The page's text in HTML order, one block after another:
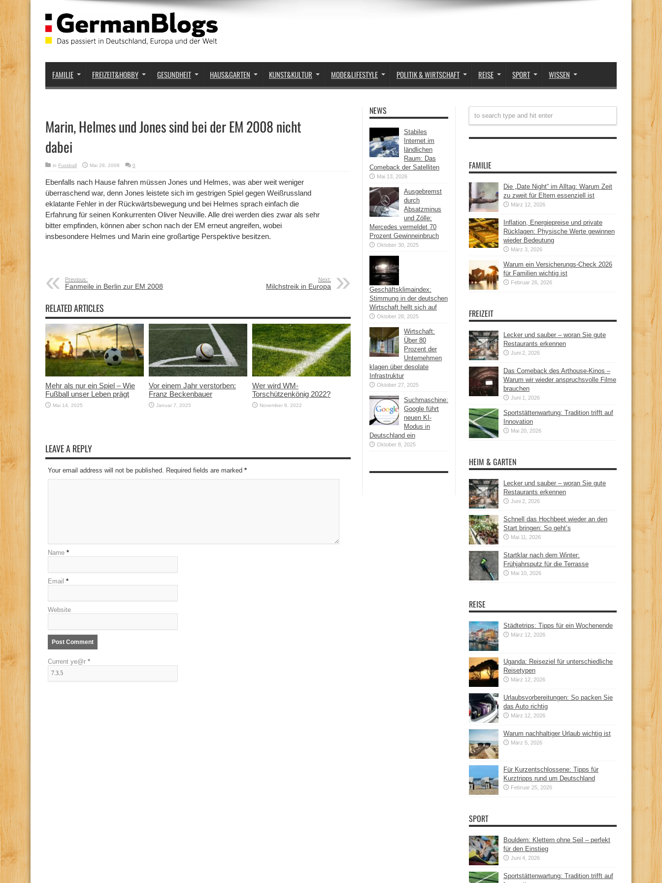
FAMILIE FREIZEIT&HOBBY GESUNDHEIT HAUS&GARTEN KUNST&KULTUR MODE&LIFESTYLE POLITIK & WIRTSCHAFT REISE SPORT WISSEN
Marin, Helmes und Jones sind bei der EM 2008 nicht
dabei
in Fussball Mai 28, 2008 0
Ebenfalls nach Hause fahren müssen Jones und Helmes, was aber weit weniger
überraschend war, denn Jones leistete sich im gestrigen Spiel gegen Weißrussland
eklatante Fehler in der Rückwärtsbewegung und bei Helmes sprach einfach die
Erfahrung für seinen Konkurrenten Oliver Neuville. Alle drei werden dies zwar als sehr
bitter empfinden, können aber schon nach der EM erneut angreifen, wobei
insbesondere Helmes und Marin eine großartige Perspektive besitzen.
Previous:
Fanmeile in Berlin zur EM 2008
Next:
Milchstreik in Europa
RELATED ARTICLES
Mehr als nur ein Spiel – Wie
Fußball unser Leben prägt
Mai 14, 2025
Vor einem Jahr verstorben:
Franz Beckenbauer
Januar 7, 2025
Wer wird WM-
Torschützenkönig 2022?
November 8, 2022
LEAVE A REPLY
Your email address will not be published. Required fields are marked *
Name *
Email *
Website
Current ye@r *
NEWS
Stabiles
Internet im
ländlichen
Raum: Das
Comeback der Satelliten
Mai 13, 2026
Ausgebremst
durch
Absatzminus
und Zölle:
Mercedes vermeldet 70
Prozent Gewinneinbruch
Oktober 30, 2025
Geschäftsklimaindex:
Stimmung in der deutschen
Wirtschaft hellt sich auf
Oktober 28, 2025
Wirtschaft:
Über 80
Prozent der
Unternehmen
klagen über desolate
Infrastruktur
Oktober 27, 2025
Suchmaschine:
Google führt
neuen KI-
Modus in
Deutschland ein
Oktober 8, 2025
FAMILIE
Die „Date Night“ im Alltag: Warum Zeit
zu zweit für Eltern essenziell ist
März 12, 2026
Inflation, Energiepreise und private
Rücklagen: Physische Werte gewinnen
wieder Bedeutung
März 3, 2026
Warum ein Versicherungs-Check 2026
für Familien wichtig ist
Februar 26, 2026
FREIZEIT
Lecker und sauber – woran Sie gute
Restaurants erkennen
Juni 2, 2026
Das Comeback des Arthouse-Kinos –
Warum wir wieder anspruchsvolle Filme
brauchen
Juni 1, 2026
Sportstättenwartung: Tradition trifft auf
Innovation
Mai 20, 2026
HEIM & GARTEN
Lecker und sauber – woran Sie gute
Restaurants erkennen
Juni 2, 2026
Schnell das Hochbeet wieder an den
Start bringen: So geht’s
Mai 11, 2026
Startklar nach dem Winter:
Frühjahrsputz für die Terrasse
Mai 10, 2026
REISE
Städtetrips: Tipps für ein Wochenende
März 12, 2026
Uganda: Reiseziel für unterschiedliche
Reisetypen
März 12, 2026
Urlaubsvorbereitungen: So packen Sie
das Auto richtig
März 12, 2026
Warum nachhaltiger Urlaub wichtig ist
März 5, 2026
Für Kurzentschlossene: Tipps für
Kurztripps rund um Deutschland
Februar 25, 2026
SPORT
Bouldern: Klettern ohne Seil – perfekt
für den Einstieg
Juni 4, 2026
Sportstättenwartung: Tradition trifft auf